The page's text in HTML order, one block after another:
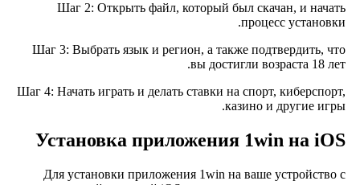
Шаг 2: Открыть файл, который был скачан, и начать
процесс установки.
Шаг 3: Выбрать язык и регион, а также подтвердить, что
вы достигли возраста 18 лет.
Шаг 4: Начать играть и делать ставки на спорт, киберспорт,
казино и другие игры.
Установка приложения 1win на iOS
Для установки приложения 1win на ваше устройство с